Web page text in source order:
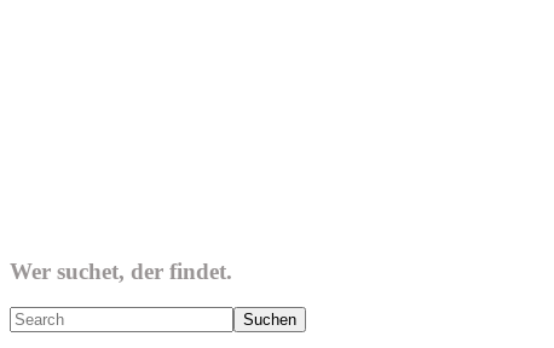
Wer suchet, der findet.
Search